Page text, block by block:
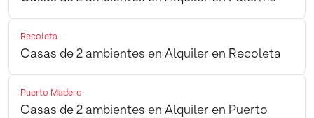
Recoleta
Casas de 2 ambientes en Alquiler en Recoleta
Puerto Madero
Casas de 2 ambientes en Alquiler en Puerto